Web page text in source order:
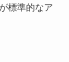
標準的なア